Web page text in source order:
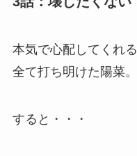
本気で心配してくれる
全て打ち明けた陽菜。
すると・・・